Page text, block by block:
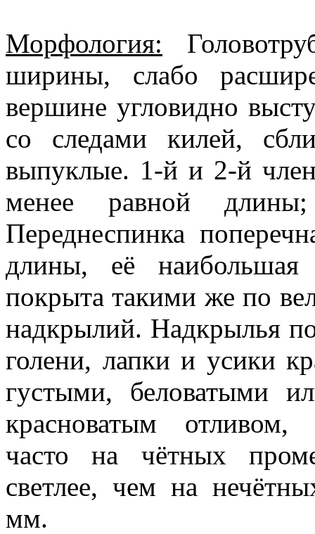
Морфология:
ширины, слабо
вершине угловидно
со следами килей,
выпуклые. 1-й и 2-й
менее равной
Переднеспинка
длины, её
покрыта такими же по
надкрылий. Надкрылья
голени, лапки и усики
густыми, беловатыми
красноватым отливом,
часто на чётных
светлее, чем на
мм.